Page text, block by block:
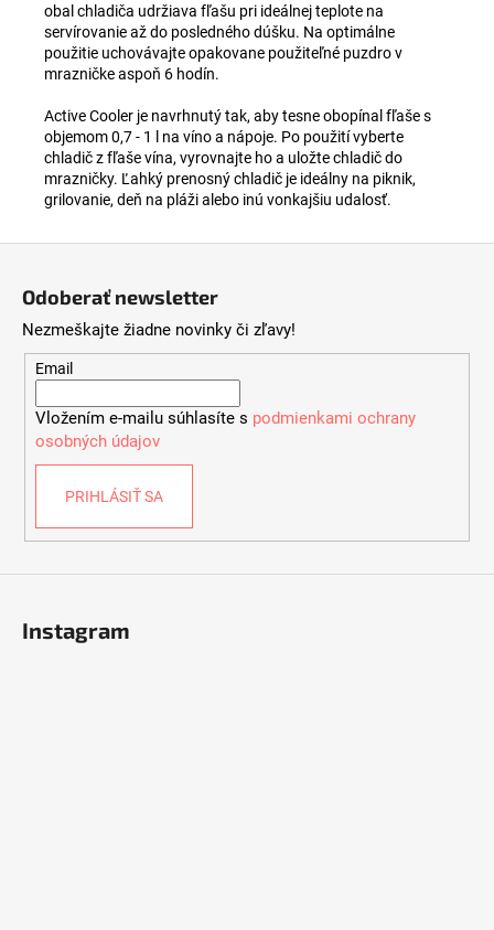
obal chladiča udržiava fľašu pri ideálnej teplote na
servírovanie až do posledného dúšku. Na optimálne
použitie uchovávajte opakovane použiteľné puzdro v
mrazničke aspoň 6 hodín.
Active Cooler je navrhnutý tak, aby tesne obopínal fľaše s
objemom 0,7 - 1 l na víno a nápoje. Po použití vyberte
chladič z fľaše vína, vyrovnajte ho a uložte chladič do
mrazničky. Ľahký prenosný chladič je ideálny na piknik,
grilovanie, deň na pláži alebo inú vonkajšiu udalosť.
BALÍK
TAVIGNANO
VERDICCHIO
CLASSICO
BIO,
0,75L
(5+1
ZADARMO)
€61
Odoberať newsletter
Nezmeškajte žiadne novinky či zľavy!
Email
Vložením e-mailu súhlasíte s podmienkami ochrany
osobných údajov
PRIHLÁSIŤ SA
Instagram